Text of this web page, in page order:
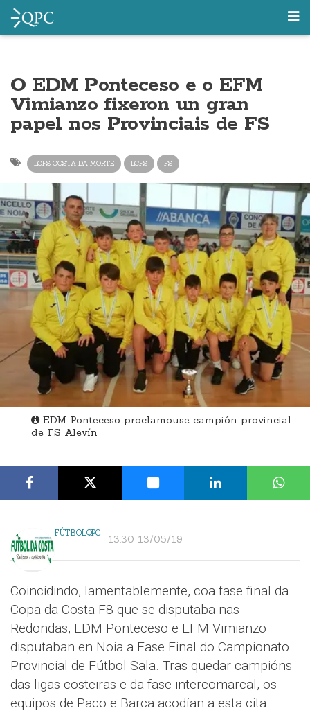
O EDM Ponteceso e o EFM
Vimianzo fixeron un gran
papel nos Provinciais de FS
LCFS COSTA DA MORTE LCFS FS
EDM Ponteceso proclamouse campión provincial
de FS Alevín
FÚTBOLQPC 13:30 13/05/19
Coincidindo, lamentablemente, coa fase final da
Copa da Costa F8 que se disputaba nas
Redondas, EDM Ponteceso e EFM Vimianzo
disputaban en Noia a Fase Final do Campionato
Provincial de Fútbol Sala. Tras quedar campións
das ligas costeiras e da fase intercomarcal, os
equipos de Paco e Barca acodían a esta cita